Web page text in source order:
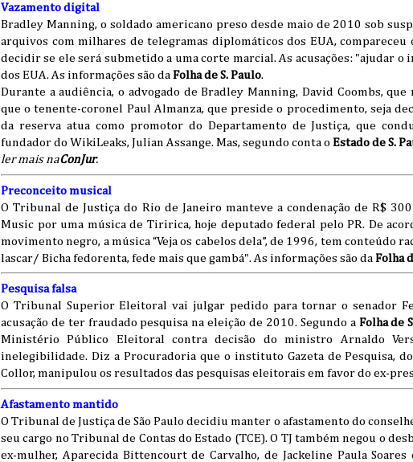
Vazamento digital
Bradley Manning, o soldado americano preso desde maio de 2010 sob
arquivos com milhares de telegramas diplomáticos dos EUA,
decidir se ele será submetido a uma corte marcial. As acusações: "ajudar
dos EUA. As informações são da Folha de S. Paulo.
Durante a audiência, o advogado de Bradley Manning, David Coombs,
que o tenente-coronel Paul Almanza, que preside o procedimento, seja
da reserva atua como promotor do Departamento de Justiça, que
fundador do WikiLeaks, Julian Assange. Mas, segundo conta o Estado de S.
ler mais naConJur.
Preconceito musical
O Tribunal de Justiça do Rio de Janeiro manteve a condenação de R$
Music por uma música de Tiririca, hoje deputado federal pelo PR. De
movimento negro, a música “Veja os cabelos dela”, de 1996, tem conteúdo
lascar/ Bicha fedorenta, fede mais que gambá". As informações são da Folha
Pesquisa falsa
O Tribunal Superior Eleitoral vai julgar pedido para tornar o senador
acusação de ter fraudado pesquisa na eleição de 2010. Segundo a Folha de
Ministério Público Eleitoral contra decisão do ministro Arnaldo
inelegibilidade. Diz a Procuradoria que o instituto Gazeta de Pesquisa,
Collor, manipulou os resultados das pesquisas eleitorais em favor do ex-
Afastamento mantido
O Tribunal de Justiça de São Paulo decidiu manter o afastamento do
seu cargo no Tribunal de Contas do Estado (TCE). O TJ também negou o
ex-mulher, Aparecida Bittencourt de Carvalho, de Jackeline Paula